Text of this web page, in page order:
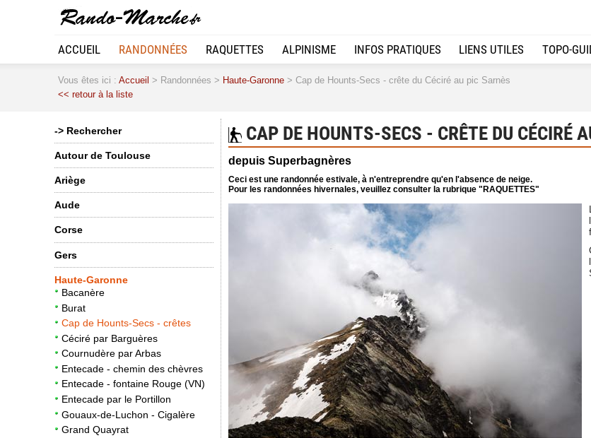
ACCUEIL RANDONNÉES RAQUETTES ALPINISME INFOS PRATIQUES LIENS UTILES TOPO-
Vous êtes ici : Accueil > Randonnées > Haute-Garonne > Cap de Hounts-Secs - crête du Céciré au pic Sarnès
<< retour à la liste
-> Rechercher
Autour de Toulouse
Ariège
Aude
Corse
Gers
Haute-Garonne
Bacanère
Burat
Cap de Hounts-Secs - crêtes
Céciré par Barguères
Cournudère par Arbas
Entecade - chemin des chèvres
Entecade - fontaine Rouge (VN)
Entecade par le Portillon
Gouaux-de-Luchon - Cigalère
Grand Quayrat
CAP DE HOUNTS-SECS - CRÊTE DU CÉCIRÉ
depuis Superbagnères
Ceci est une randonnée estivale, à n'entreprendre qu'en l'absence de neige.
Pour les randonnées hivernales, veuillez consulter la rubrique "RAQUETTES"